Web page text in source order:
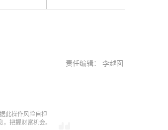
责任编辑： 李越囡
此操作风险自担
把握财富机会。